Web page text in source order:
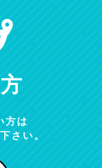
方は
さい。